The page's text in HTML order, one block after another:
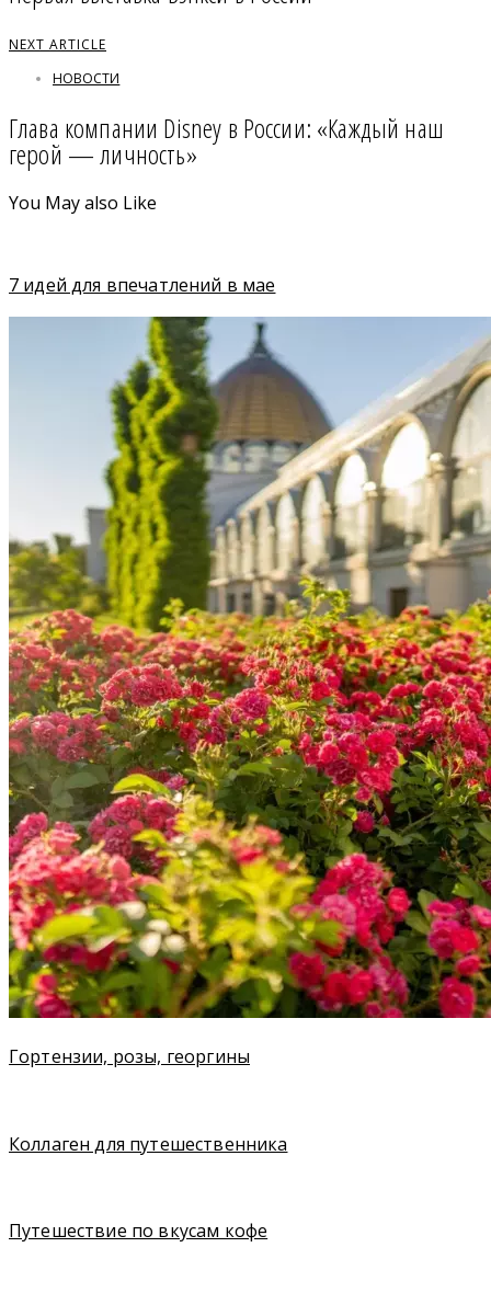
NEXT ARTICLE
НОВОСТИ
Глава компании Disney в России: «Каждый наш
герой — личность»
You May also Like
7 идей для впечатлений в мае
Гортензии, розы, георгины
Коллаген для путешественника
Путешествие по вкусам кофе